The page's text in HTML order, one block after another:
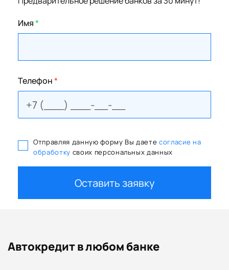
Имя*
Телефон*
Отправляя данную форму Вы даете согласие на
обработку своих персональных данных
Оставить заявку
Автокредит в любом банке